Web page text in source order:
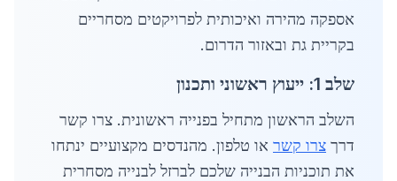
אספקה מהירה ואיכותית לפרויקטים מסחריים
בקריית גת ובאזור הדרום.
שלב 1: ייעוץ ראשוני ותכנון
השלב הראשון מתחיל בפנייה ראשונית. צרו קשר
דרך צרו קשר או טלפון. מהנדסים מקצועיים ינתחו
את תוכניות הבנייה שלכם לברזל לבנייה מסחרית